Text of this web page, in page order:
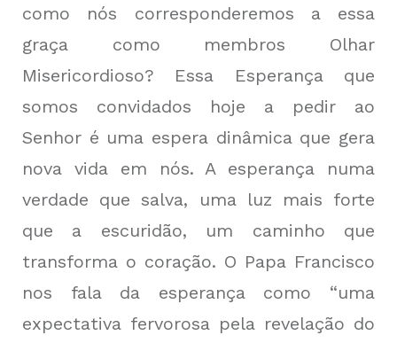
como nós corresponderemos a essa
graça como membros Olhar
Misericordioso? Essa Esperança que
somos convidados hoje a pedir ao
Senhor é uma espera dinâmica que gera
nova vida em nós. A esperança numa
verdade que salva, uma luz mais forte
que a escuridão, um caminho que
transforma o coração. O Papa Francisco
nos fala da esperança como “uma
expectativa fervorosa pela revelação do